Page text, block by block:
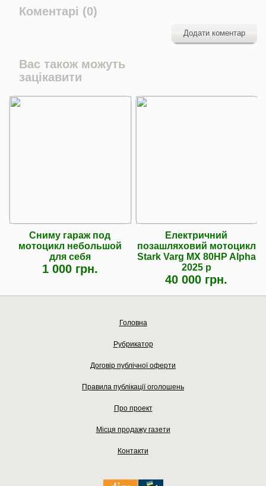
Коментарі (0)
Додати коментар
Вас також можуть
зацікавити
Сниму гараж под
мотоцикл небольшой
для себя
1 000 грн.
Електричний
позашляховий мотоцикл
Stark Varg MX 80HP Alpha
2025 р
40 000 грн.
Головна
Рубрикатор
Договір публічної оферти
Правила публікації оголошень
Про проект
Місця продажу газети
Контакти